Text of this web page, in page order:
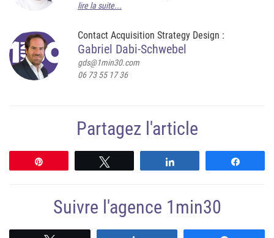
lire la suite...
Contact Acquisition Strategy Design :
Gabriel Dabi-Schwebel
gds@1min30.com
06 73 55 17 36
Partagez l'article
Suivre l'agence 1min30